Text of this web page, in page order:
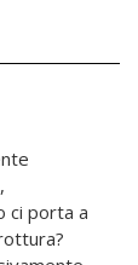
ci porta a